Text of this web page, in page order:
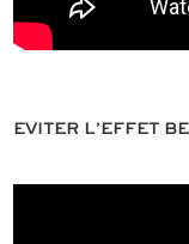
EVITER L’EFFET